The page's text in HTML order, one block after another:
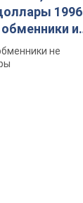
1996
и
не